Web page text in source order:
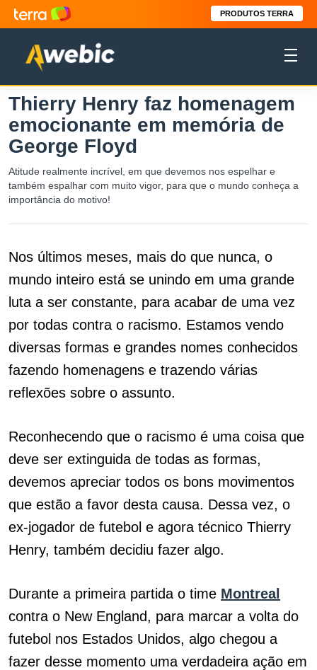
PRODUTOS TERRA
Thierry Henry faz homenagem
emocionante em memória de
George Floyd
Atitude realmente incrível, em que devemos nos espelhar e
também espalhar com muito vigor, para que o mundo conheça a
importância do motivo!
Nos últimos meses, mais do que nunca, o
mundo inteiro está se unindo em uma grande
luta a ser constante, para acabar de uma vez
por todas contra o racismo. Estamos vendo
diversas formas e grandes nomes conhecidos
fazendo homenagens e trazendo várias
reflexões sobre o assunto.
Reconhecendo que o racismo é uma coisa que
deve ser extinguida de todas as formas,
devemos apreciar todos os bons movimentos
que estão a favor desta causa. Dessa vez, o
ex-jogador de futebol e agora técnico Thierry
Henry, também decidiu fazer algo.
Durante a primeira partida o time Montreal
contra o New England, para marcar a volta do
futebol nos Estados Unidos, algo chegou a
fazer desse momento uma verdadeira ação em